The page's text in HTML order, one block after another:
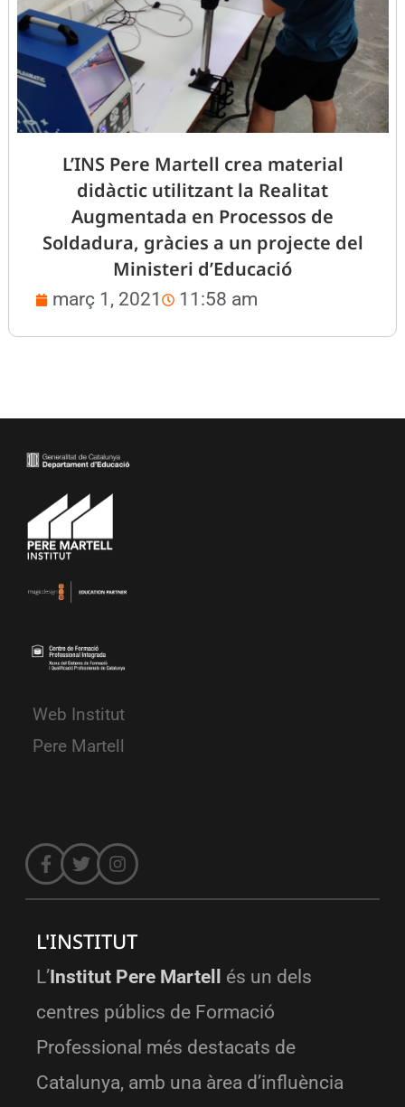
L’INS Pere Martell crea material
didàctic utilitzant la Realitat
Augmentada en Processos de
Soldadura, gràcies a un projecte del
Ministeri d’Educació
març 1, 2021 11:58 am
Web Institut
Pere Martell
L'INSTITUT
L’Institut Pere Martell
és un dels
centres públics de Formació
Professional més destacats de
Catalunya, amb una àrea d’influència